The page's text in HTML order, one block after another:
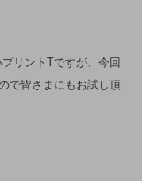
リントTですが、今回
で皆さまにもお試し頂